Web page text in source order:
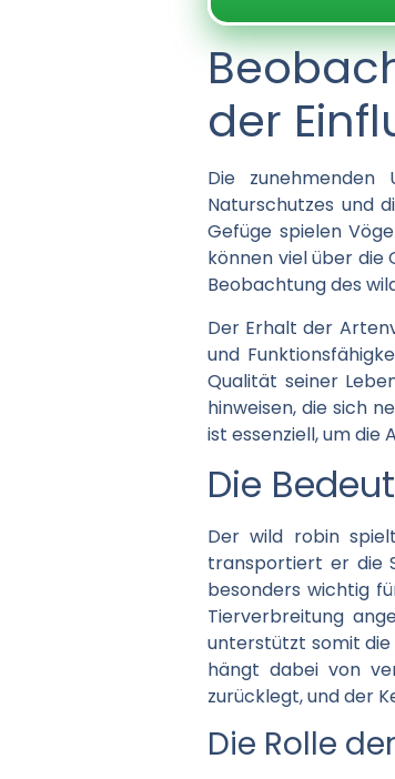
der
Die
Naturschutzes und
Gefüge spielen
können viel über die
Beobachtung des
Der Erhalt der
und
Qualität seiner
hinweisen, die sich
ist essenziell, um die
Die
Der wild robin
transportiert er die
besonders wichtig
Tierverbreitung
unterstützt somit die
hängt dabei von
zurücklegt, und der
Die Rolle